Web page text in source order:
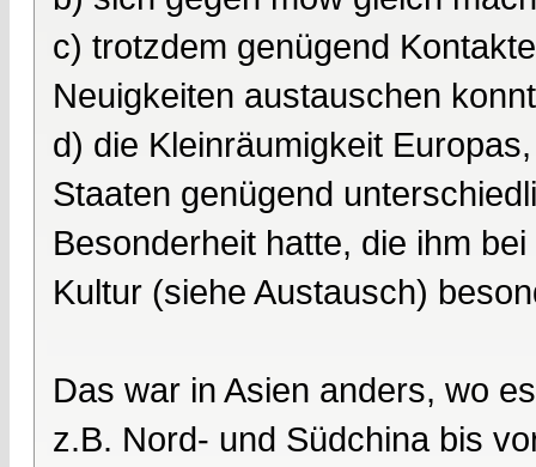
c) trotzdem genügend
Neuigkeiten austauschen
d) die Kleinräumigkeit
Staaten genügend
Besonderheit hatte, die ihm
Kultur (siehe Austausch)
Das war in Asien anders, wo
z.B. Nord- und Südchina bis